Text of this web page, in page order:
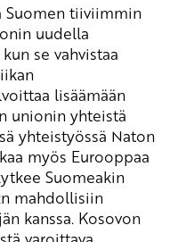
Suomen tiiviimmin
uudella
se vahvistaa
lisäämään
unionin yhteistä
yhteistyössä Naton
myös Eurooppaa
Suomeakin
mahdollisiin
kanssa. Kosovon